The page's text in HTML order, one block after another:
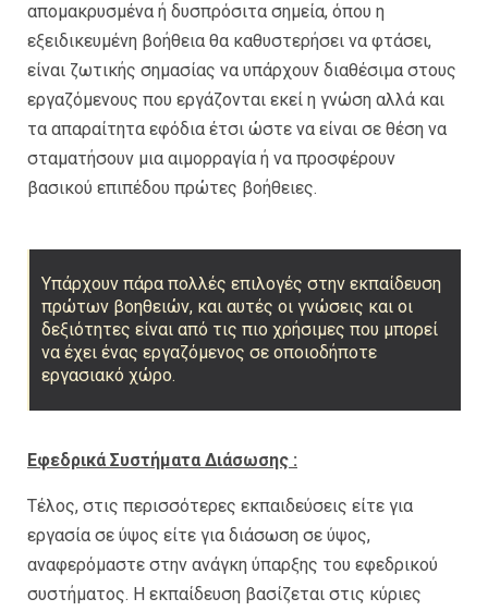
απομακρυσμένα ή δυσπρόσιτα σημεία, όπου η
εξειδικευμένη βοήθεια θα καθυστερήσει να φτάσει,
είναι ζωτικής σημασίας να υπάρχουν διαθέσιμα στους
εργαζόμενους που εργάζονται εκεί η γνώση αλλά και
τα απαραίτητα εφόδια έτσι ώστε να είναι σε θέση να
σταματήσουν μια αιμορραγία ή να προσφέρουν
βασικού επιπέδου πρώτες βοήθειες.
Υπάρχουν πάρα πολλές επιλογές στην εκπαίδευση
πρώτων βοηθειών, και αυτές οι γνώσεις και οι
δεξιότητες είναι από τις πιο χρήσιμες που μπορεί
να έχει ένας εργαζόμενος σε οποιοδήποτε
εργασιακό χώρο.
Εφεδρικά Συστήματα Διάσωσης :
Τέλος, στις περισσότερες εκπαιδεύσεις είτε για
εργασία σε ύψος είτε για διάσωση σε ύψος,
αναφερόμαστε στην ανάγκη ύπαρξης του εφεδρικού
συστήματος. Η εκπαίδευση βασίζεται στις κύριες